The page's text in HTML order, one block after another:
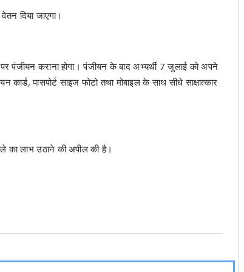
दिया जाएगा।
पंजीयन कराना होगा। पंजीयन के बाद अभ्यर्थी 7 जुलाई को अपने
पासपोर्ट साइज फोटो तथा मोबाइल के साथ सीधे साक्षात्कार
का लाभ उठाने की अपील की है।